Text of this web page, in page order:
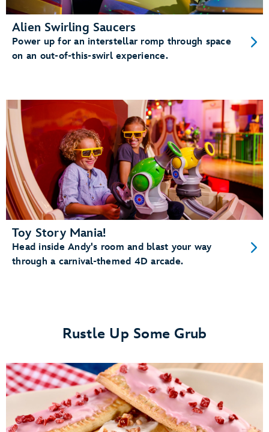
Alien Swirling Saucers
Power up for an interstellar romp through space
on an out-of-this-swirl experience.
Toy Story Mania!
Head inside Andy's room and blast your way
through a carnival-themed 4D arcade.
Rustle Up Some Grub